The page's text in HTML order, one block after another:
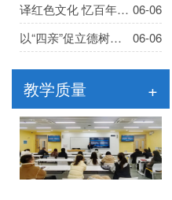
06-06
译红色文化 忆百年征程——《...
06-06
以“四亲”促立德树人——《...
教学质量 +